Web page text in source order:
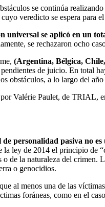
se continúa
veredicto se espera para
se aplicó en un
se rechazaron ocho
(Argentina, Bélgica,
de juicio. En total
obstáculos, a lo largo del
Valérie Paulet, de TRIAL,
personalidad pasiva no es
la ley de 2014 el principio de
de la naturaleza del crimen.
o genocidios.
al menos una de las
foráneas, como en el